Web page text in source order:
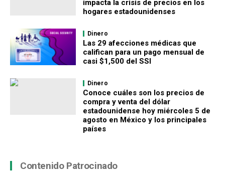
impacta la crisis de precios en los
hogares estadounidenses
Dinero
Las 29 afecciones médicas que
califican para un pago mensual de
casi $1,500 del SSI
Dinero
Conoce cuáles son los precios de
compra y venta del dólar
estadounidense hoy miércoles 5 de
agosto en México y los principales
países
Contenido Patrocinado